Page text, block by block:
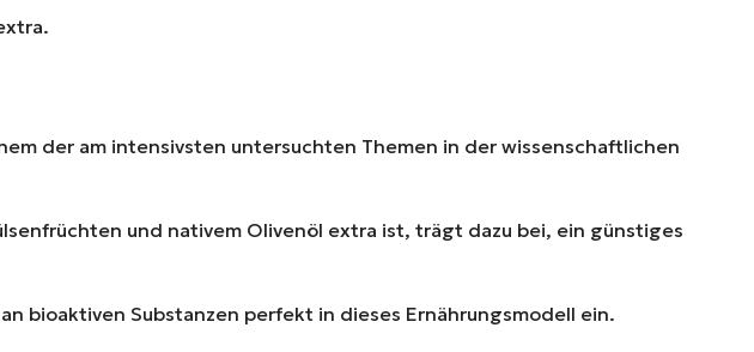
der am intensivsten untersuchten Themen in der wissenschaftlichen
und nativem Olivenöl extra ist, trägt dazu bei, ein günstiges
bioaktiven Substanzen perfekt in dieses Ernährungsmodell ein.